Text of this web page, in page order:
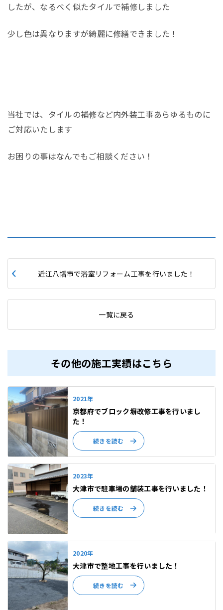
したが、なるべく似たタイルで補修しました
少し色は異なりますが綺麗に修繕できました！
当社では、タイルの補修など内外装工事あらゆるものに
ご対応いたします
お困りの事はなんでもご相談ください！
近江八幡市で浴室リフォーム工事を行いました！
一覧に戻る
その他の施工実績はこちら
2021年
京都府でブロック塀改修工事を行いまし
た！
続きを読む
2023年
大津市で駐車場の舗装工事を行いました！
続きを読む
2020年
大津市で整地工事を行いました！
続きを読む